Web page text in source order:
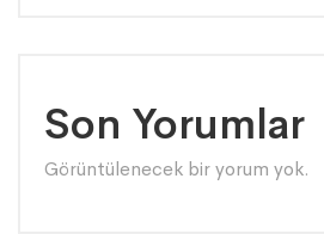
Son Yorumlar
Görüntülenecek bir yorum yok.